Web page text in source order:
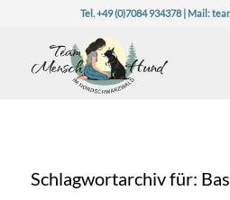
Tel. +49 (0)7084 934378 | Mail:
Schlagwortarchiv für: